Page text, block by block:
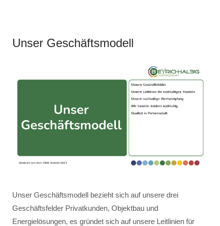
Unser Geschäftsmodell
Unser Geschäftsmodell bezieht sich auf unsere drei
Geschäftsfelder Privatkunden, Objektbau und
Energielösungen, es gründet sich auf unsere Leitlinien für